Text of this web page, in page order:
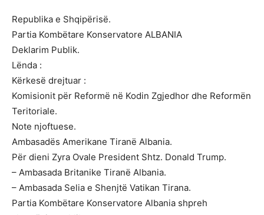
Republika e Shqipërisë.
Partia Kombëtare Konservatore ALBANIA
Deklarim Publik.
Lënda :
Kërkesë drejtuar :
Komisionit për Reformë në Kodin Zgjedhor dhe Reformën
Teritoriale.
Note njoftuese.
Ambasadës Amerikane Tiranë Albania.
Për dieni Zyra Ovale President Shtz. Donald Trump.
– Ambasada Britanike Tiranë Albania.
– Ambasada Selia e Shenjtë Vatikan Tirana.
Partia Kombëtare Konservatore Albania shpreh